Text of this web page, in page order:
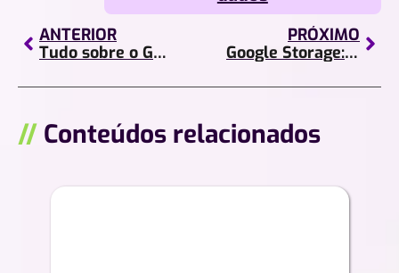
ANTERIOR
Tudo sobre o Google Cloud Platform!
PRÓXIMO
Google Storage: armazenamento em nuvem simplificado!
// Conteúdos relacionados